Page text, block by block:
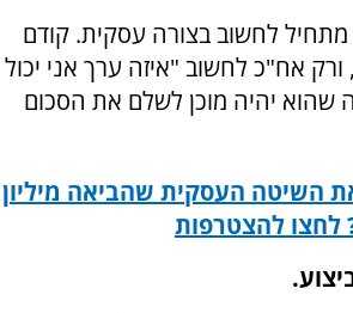
לחשוב בצורה עסקית. קודם
אח"כ לחשוב "איזה ערך אני יכול
שהוא יהיה מוכן לשלם את הסכום
השיטה העסקית שהביאה מיליון